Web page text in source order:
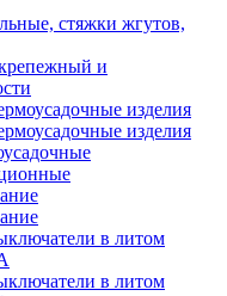
стяжки жгутов,
и
изделия
изделия
в литом
в литом